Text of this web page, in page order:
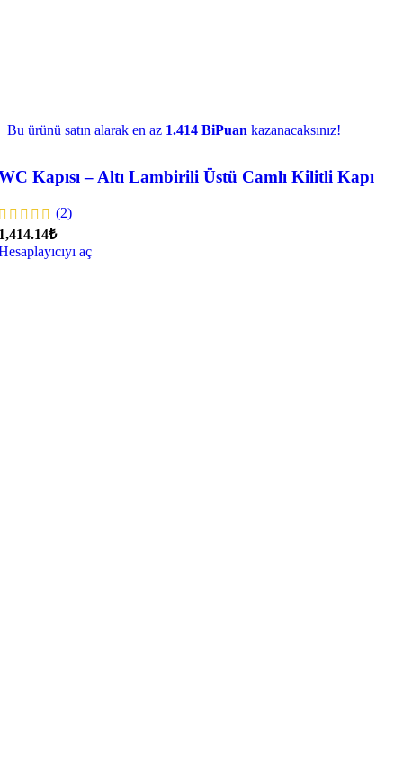
Bu ürünü satın alarak en az 1.414 BiPuan kazanacaksınız!
Kapısı – Altı Lambirili Üstü Camlı Kilitli Kapı
(2)
aç